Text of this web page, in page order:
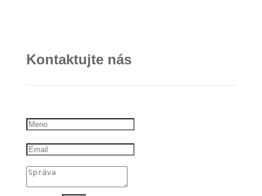
Kontaktujte nás